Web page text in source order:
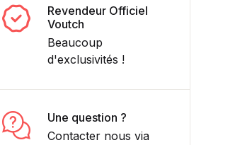
Revendeur Officiel
Voutch
Beaucoup
d'exclusivités !
Une question ?
Contacter nous via